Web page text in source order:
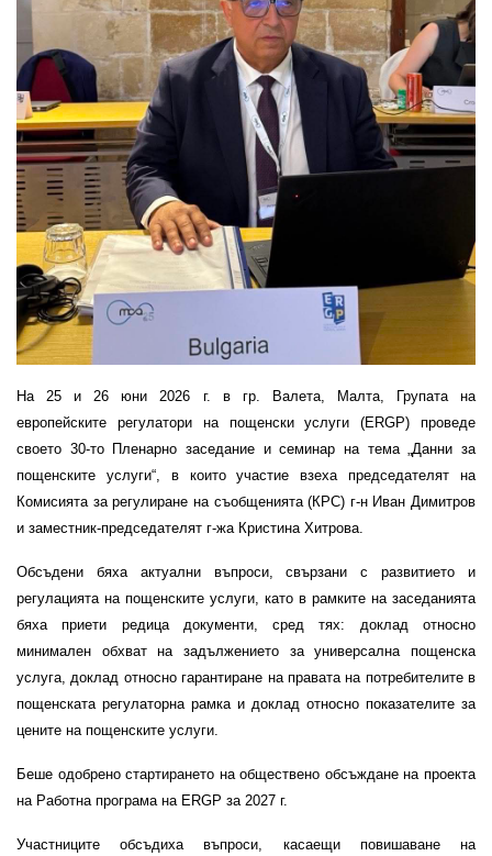
На 25 и 26 юни 2026 г. в гр. Валета, Малта, Групата на
европейските регулатори на пощенски услуги (ERGP) проведе
своето 30-то Пленарно заседание и семинар на тема „Данни за
пощенските услуги“, в които участие взеха председателят на
Комисията за регулиране на съобщенията (КРС) г-н Иван Димитров
и заместник-председателят г-жа Кристина Хитрова.
Обсъдени бяха актуални въпроси, свързани с развитието и
регулацията на пощенските услуги, като в рамките на заседанията
бяха приети редица документи, сред тях: доклад относно
минимален обхват на задължението за универсална пощенска
услуга, доклад относно гарантиране на правата на потребителите в
пощенската регулаторна рамка и доклад относно показателите за
цените на пощенските услуги.
Беше одобрено стартирането на обществено обсъждане на проекта
на Работна програма на ERGP за 2027 г.
Участниците обсъдиха въпроси, касаещи повишаване на